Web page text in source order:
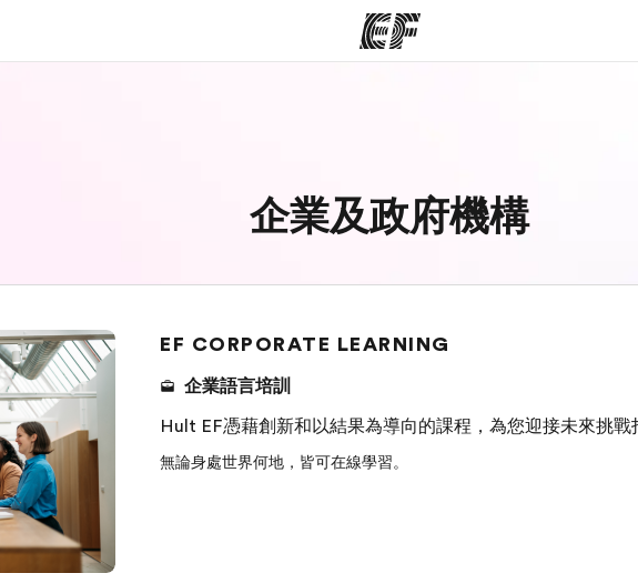
查找您附近的辦公室
企業及政府機構
EF CORPORATE LEARNING
企業語言培訓
Hult EF憑藉創新和以結果為導向的課程，為您迎接未來挑戰
無論身處世界何地，皆可在線學習。